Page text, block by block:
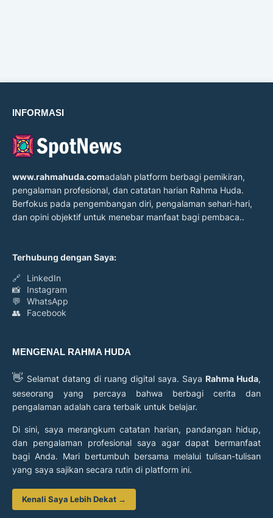
INFORMASI
www.rahmahuda.comadalah platform berbagi pemikiran,
pengalaman profesional, dan catatan harian Rahma Huda.
Berfokus pada pengembangan diri, pengalaman sehari-hari,
dan opini objektif untuk menebar manfaat bagi pembaca..
Terhubung dengan Saya:
🔗
LinkedIn
📸
Instagram
💬
WhatsApp
👥
Facebook
MENGENAL RAHMA HUDA
👋 Selamat datang di ruang digital saya. Saya Rahma Huda,
seseorang yang percaya bahwa berbagi cerita dan
pengalaman adalah cara terbaik untuk belajar.
Di sini, saya merangkum catatan harian, pandangan hidup,
dan pengalaman profesional saya agar dapat bermanfaat
bagi Anda. Mari bertumbuh bersama melalui tulisan-tulisan
yang saya sajikan secara rutin di platform ini.
Kenali Saya Lebih Dekat →